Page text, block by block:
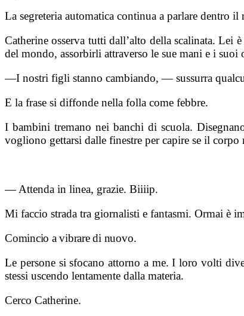
La segreteria automatica continua a parlare dentro
Catherine osserva tutti dall’alto della scalinata.
del mondo, assorbirli attraverso le sue mani e i suoi
—I nostri figli stanno cambiando, — sussurra
E la frase si diffonde nella folla come febbre.
I bambini tremano nei banchi di scuola.
vogliono gettarsi dalle finestre per capire se il
— Attenda in linea, grazie. Biiiip.
Mi faccio strada tra giornalisti e fantasmi. Ormai è
Comincio a vibrare di nuovo.
Le persone si sfocano attorno a me. I loro volti
stessi uscendo lentamente dalla materia.
Cerco Catherine.